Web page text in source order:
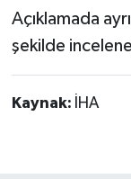
Açıklamada
şekilde
Kaynak: İHA